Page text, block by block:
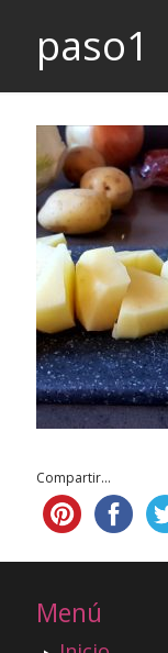
paso1
Compartir...
Menú